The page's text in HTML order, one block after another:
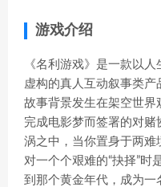
游戏介绍
《名利游戏》是一款以人
虚构的真人互动叙事类产
故事背景发生在架空世
完成电影梦而签署的对赌
涡之中，当你置身于两难
对一个个艰难的“抉择”时
到那个黄金年代，成为一